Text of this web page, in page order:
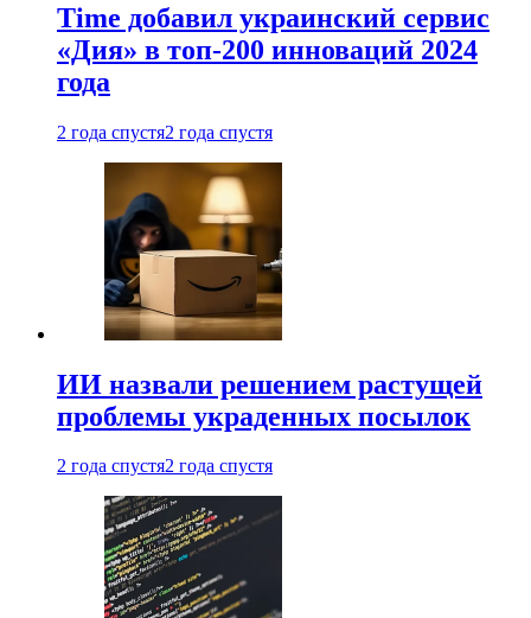
Time добавил украинский сервис
«Дия» в топ-200 инноваций 2024
года
2 года спустя2 года спустя
ИИ назвали решением растущей
проблемы украденных посылок
2 года спустя2 года спустя